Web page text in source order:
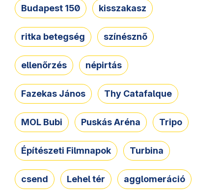
Budapest 150 kisszakasz
ritka betegség színésznő
ellenőrzés népirtás
Fazekas János Thy Catafalque
MOL Bubi Puskás Aréna Tripo
Építészeti Filmnapok Turbina
csend Lehel tér agglomeráció